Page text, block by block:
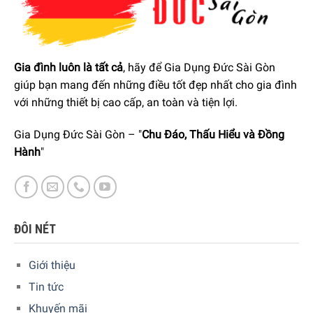
Bếp Từ 4 Vùng Nấu AEG HK6542H1XB – Chức năng
Bốn vùng nấu riêng biệt với 4 bảng điều khiển
Thiết kế của
giản cho người sử dụng, ngay cả đối với những người lần
Gia đình luôn là tất cả, hãy để Gia Dụng Đức Sài Gòn
giúp bạn mang đến những điều tốt đẹp nhất cho gia đình
với những thiết bị cao cấp, an toàn và tiện lợi.
Gia Dụng Đức Sài Gòn – "Chu Đáo, Thấu Hiểu và Đồng
Hành"
ĐÔI NÉT
Giới thiệu
Tin tức
Khuyến mãi